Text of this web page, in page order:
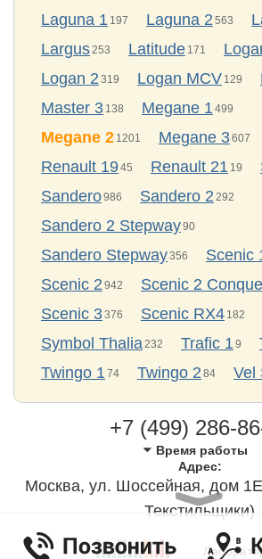
Laguna 1 197 Laguna 2 563
Largus 253 Latitude 171
Logan 2 319 Logan MCV 129
Master 3 138 Megane 1 499
Megane 2 1201 Megane 3607
Renault 1945 Renault 21 19
Sandero986 Sandero 2 292
Sandero 2 Stepway90
Sandero Stepway356 Scenic
Scenic 2 942 Scenic 2
Scenic 3376 Scenic RX4 182
Symbol Thalia 232 Trafic 1 9
Twingo 1 74 Twingo 2 84 Vel
+7 (499) 286-
Время работы
Адрес:
Москва, ул. Шоссейная, дом
Текстильщики)